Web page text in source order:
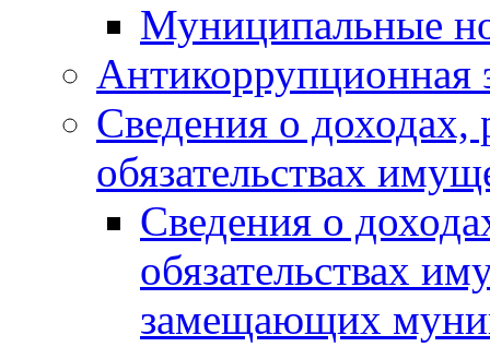
Муниципальные
Антикоррупционная
Сведения о доходах,
обязательствах
Сведения о
обязательствах
замещающих